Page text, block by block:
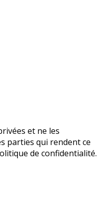
et ne les
parties qui rendent ce
de confidentialité.